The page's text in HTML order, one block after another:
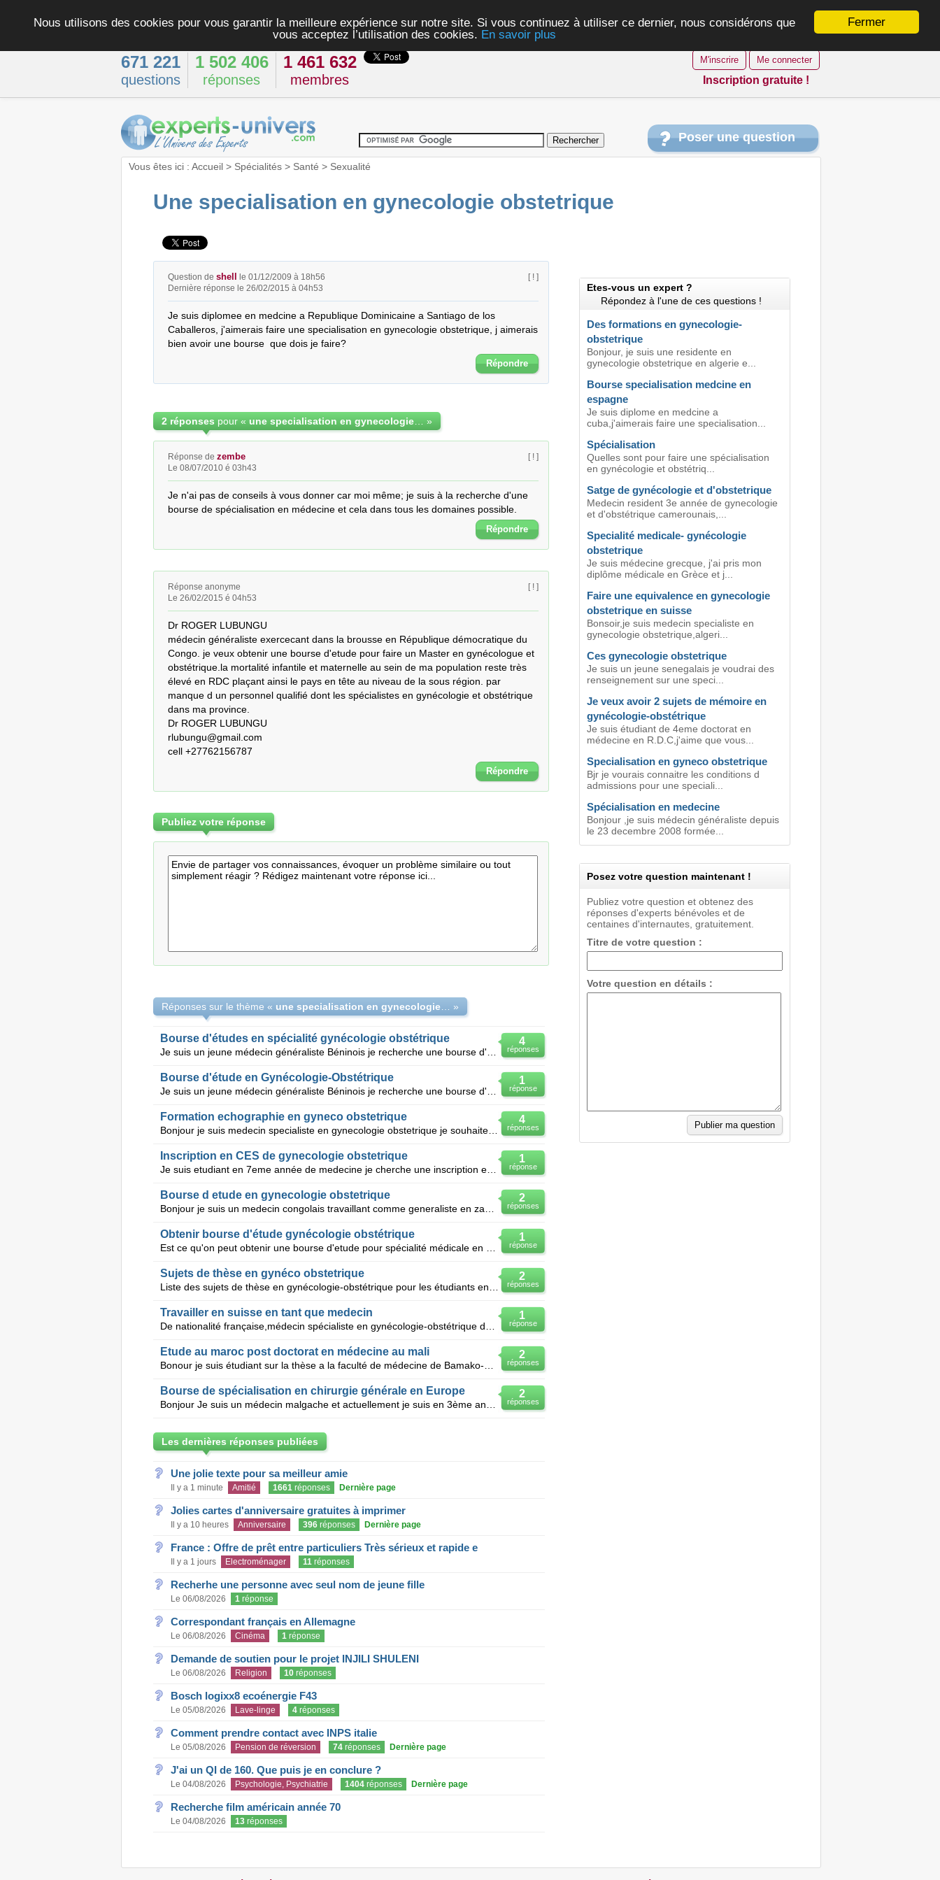
Fermer
Nous utilisons des cookies pour vous garantir la meilleure expérience sur notre site. Si vous continuez à utiliser ce dernier, nous considérons que
vous acceptez l’utilisation des cookies. En savoir plus
671 221
questions
1 502 406
réponses
1 461 632
membres
M'inscrire Me connecter
Inscription gratuite !
Poser une question
Vous êtes ici : Accueil> Spécialités> Santé > Sexualité
Une specialisation en gynecologie obstetrique
Question de shell
le 01/12/2009 à 18h56
Dernière réponse le 26/02/2015 à 04h53
[ ! ]
Je suis diplomee en medcine a Republique Dominicaine a Santiago de los
Caballeros, j'aimerais faire une specialisation en gynecologie obstetrique, j aimerais
bien avoir une bourse  que dois je faire?
Répondre
2 réponses pour « une specialisation en gynecologie obstetrique »
Réponse de zembe
Le 08/07/2010 é 03h43
[ ! ]
Je n'ai pas de conseils à vous donner car moi même; je suis à la recherche d'une
bourse de spécialisation en médecine et cela dans tous les domaines possible.
Répondre
Réponse anonyme
Le 26/02/2015 é 04h53
[ ! ]
Dr ROGER LUBUNGU
médecin généraliste exercecant dans la brousse en République démocratique du
Congo. je veux obtenir une bourse d'etude pour faire un Master en gynécologue et
obstétrique.la mortalité infantile et maternelle au sein de ma population reste très
élevé en RDC plaçant ainsi le pays en tête au niveau de la sous région. par
manque d un personnel qualifié dont les spécialistes en gynécologie et obstétrique
dans ma province.
Dr ROGER LUBUNGU
rlubungu@gmail.com
cell +27762156787
Répondre
Publiez votre réponse
Réponses sur le thème « une specialisation en gynecologie obstetrique »
4
réponses
Bourse d'études en spécialité gynécologie obstétrique
1
réponse
Bourse d'étude en Gynécologie-Obstétrique
4
réponses
Formation echographie en gyneco obstetrique
Bonjour je suis medecin specialiste en gynecologie obstetrique je souhaiterais que vous m'orientiez
1
réponse
Inscription en CES de gynecologie obstetrique
Je suis etudiant en 7eme année de medecine je cherche une inscription en CES de gynecologie obstetri
2
réponses
Bourse d etude en gynecologie obstetrique
1
réponse
Obtenir bourse d'étude gynécologie obstétrique
2
réponses
Sujets de thèse en gynéco obstetrique
1
réponse
Travailler en suisse en tant que medecin
2
réponses
Etude au maroc post doctorat en médecine au mali
2
réponses
Bourse de spécialisation en chirurgie générale en Europe
Les dernières réponses publiées
Une jolie texte pour sa meilleur amie
Il y a 1 minute Amitié 1661réponses Dernière page
Jolies cartes d'anniversaire gratuites à imprimer
Il y a 10 heures Anniversaire 396réponses Dernière page
France : Offre de prêt entre particuliers Très sérieux et rapide e
Il y a 1 jours Electroménager 11réponses
Recherhe une personne avec seul nom de jeune fille
Le 06/08/2026 1réponse
Correspondant français en Allemagne
Le 06/08/2026 Cinéma 1réponse
Demande de soutien pour le projet INJILI SHULENI
Le 06/08/2026 Religion 10réponses
Bosch logixx8 ecoénergie F43
Le 05/08/2026 Lave-linge 4réponses
Comment prendre contact avec INPS italie
Le 05/08/2026 Pension de réversion 74réponses Dernière page
J'ai un QI de 160. Que puis je en conclure ?
Le 04/08/2026 Psychologie, Psychiatrie 1404réponses Dernière page
Recherche film américain année 70
Le 04/08/2026 13réponses
Etes-vous un expert ?
Répondez à l'une de ces questions !
Des formations en gynecologie-
obstetrique
Bonjour, je suis une residente en
gynecologie obstetrique en algerie e...
Bourse specialisation medcine en
espagne
Je suis diplome en medcine a
cuba,j'aimerais faire une specialisation...
Spécialisation
Quelles sont pour faire une spécialisation
en gynécologie et obstétriq...
Satge de gynécologie et d'obstetrique
Medecin resident 3e année de gynecologie
et d'obstétrique camerounais,...
Specialité medicale- gynécologie
obstetrique
Je suis médecine grecque, j'ai pris mon
diplôme médicale en Grèce et j...
Faire une equivalence en gynecologie
obstetrique en suisse
Bonsoir,je suis medecin specialiste en
gynecologie obstetrique,algeri...
Ces gynecologie obstetrique
Je suis un jeune senegalais je voudrai des
renseignement sur une speci...
Je veux avoir 2 sujets de mémoire en
gynécologie-obstétrique
Je suis étudiant de 4eme doctorat en
médecine en R.D.C,j'aime que vous...
Specialisation en gyneco obstetrique
Bjr je vourais connaitre les conditions d
admissions pour une speciali...
Spécialisation en medecine
Bonjour ,je suis médecin généraliste depuis
le 23 decembre 2008 formée...
Posez votre question maintenant !
Publiez votre question et obtenez des
réponses d'experts bénévoles et de
centaines d'internautes, gratuitement.
Titre de votre question :
Votre question en détails :